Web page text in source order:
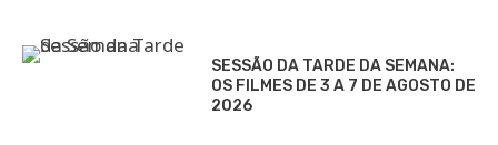
SESSÃO DA TARDE DA SEMANA:
OS FILMES DE 3 A 7 DE AGOSTO DE
2026